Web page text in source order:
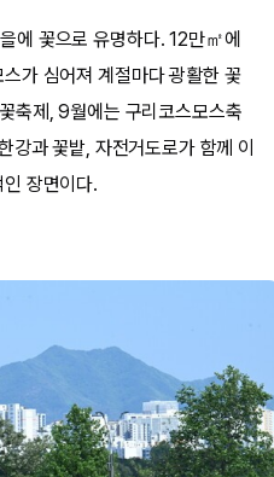
에 꽃으로 유명하다. 12만㎡에
가 심어져 계절마다 광활한 꽃
축제, 9월에는 구리코스모스축
강과 꽃밭, 자전거도로가 함께 이
장면이다.